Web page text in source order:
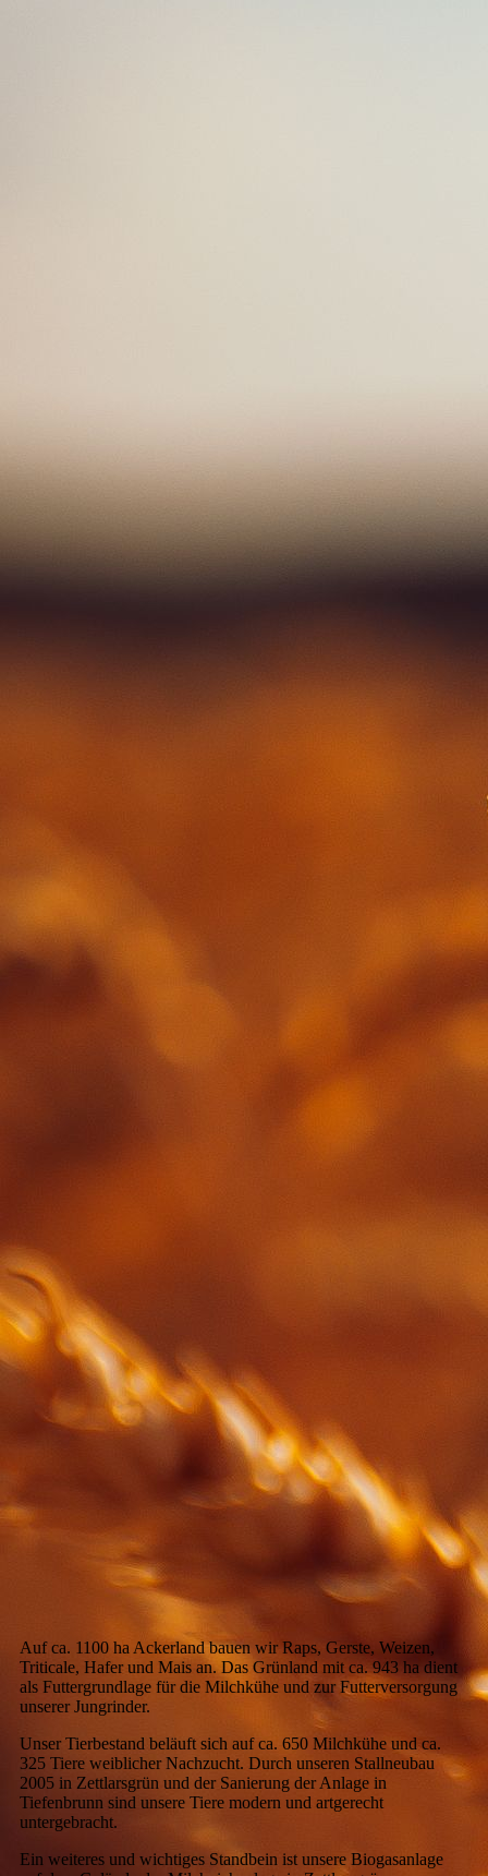
Auf ca. 1100 ha Ackerland bauen wir Raps, Gerste, Weizen,
Triticale, Hafer und Mais an. Das Grünland mit ca. 943 ha dient
als Futtergrundlage für die Milchkühe und zur Futterversorgung
unserer Jungrinder.
Unser Tierbestand beläuft sich auf ca. 650 Milchkühe und ca.
325 Tiere weiblicher Nachzucht. Durch unseren Stallneubau
2005 in Zettlarsgrün und der Sanierung der Anlage in
Tiefenbrunn sind unsere Tiere modern und artgerecht
untergebracht.
Ein weiteres und wichtiges Standbein ist unsere Biogasanlage